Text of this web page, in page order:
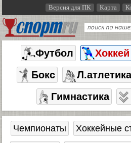
Версия для ПК Карта
Футбол Хоккей
Бокс
Л.атлетика
Гимнастика
Чемпионаты Хоккейные